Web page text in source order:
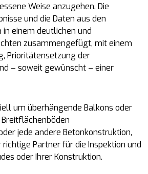
Weise anzugehen. Die
und die Daten aus den
einem deutlichen und
zusammengefügt, mit einem
Prioritätensetzung der
– soweit gewünscht – einer
um überhängende Balkons oder
jede andere Betonkonstruktion,
richtige Partner für die Inspektion und
oder Ihrer Konstruktion.